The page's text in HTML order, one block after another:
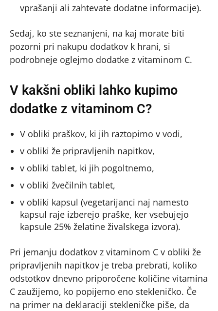
vprašanji ali zahtevate dodatne informacije).
Sedaj, ko ste seznanjeni, na kaj morate biti
pozorni pri nakupu dodatkov k hrani, si
podrobneje oglejmo dodatke z vitaminom C.
V kakšni obliki lahko kupimo
dodatke z vitaminom C?
V obliki praškov, ki jih raztopimo v vodi,
v obliki že pripravljenih napitkov,
v obliki tablet, ki jih pogoltnemo,
v obliki žvečilnih tablet,
v obliki kapsul (vegetarijanci naj namesto
kapsul raje izberejo praške, ker vsebujejo
kapsule 25% želatine živalskega izvora).
Pri jemanju dodatkov z vitaminom C v obliki že
pripravljenih napitkov je treba prebrati, koliko
odstotkov dnevno priporočene količine vitamina
C zaužijemo, ko popijemo eno stekleničko. Če
na primer na deklaraciji stekleničke piše, da